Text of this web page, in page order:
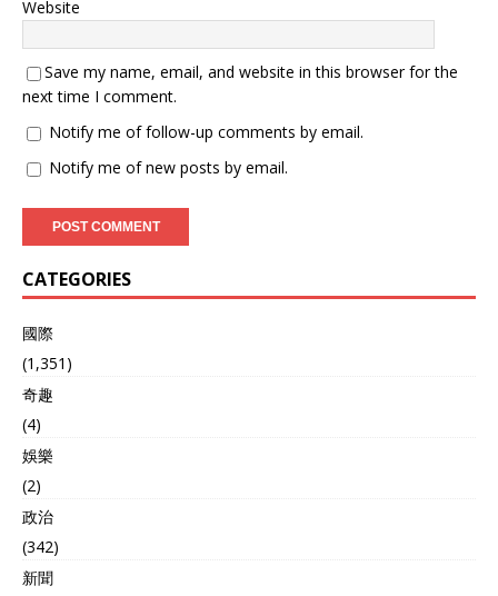
Website
Save my name, email, and website in this browser for the
next time I comment.
Notify me of follow-up comments by email.
Notify me of new posts by email.
CATEGORIES
國際
(1,351)
奇趣
(4)
娛樂
(2)
政治
(342)
新聞